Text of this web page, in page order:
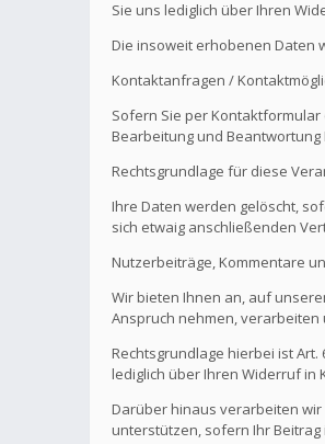
Sie uns lediglich über Ihren
Die insoweit erhobenen Daten
Kontaktanfragen /
Sofern Sie per
Bearbeitung und
Rechtsgrundlage für diese
Ihre Daten werden gelöscht,
sich etwaig anschließenden
Nutzerbeiträge, Kommentare
Wir bieten Ihnen an, auf
Anspruch nehmen, verarbeiten
Rechtsgrundlage hierbei ist Art.
lediglich über Ihren Widerruf in
Darüber hinaus verarbeiten wir
unterstützen, sofern Ihr